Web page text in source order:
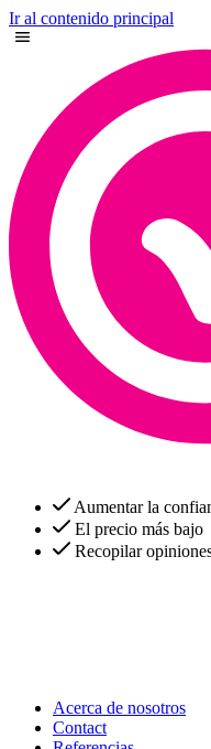
Ir al contenido principal
Aumentar la
El precio más bajo
Recopilar
Acerca de nosotros
Contact